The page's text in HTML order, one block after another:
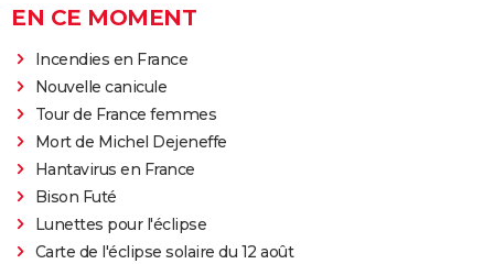
EN CE MOMENT
Incendies en France
Nouvelle canicule
Tour de France femmes
Mort de Michel Dejeneffe
Hantavirus en France
Bison Futé
Lunettes pour l'éclipse
Carte de l'éclipse solaire du 12 août